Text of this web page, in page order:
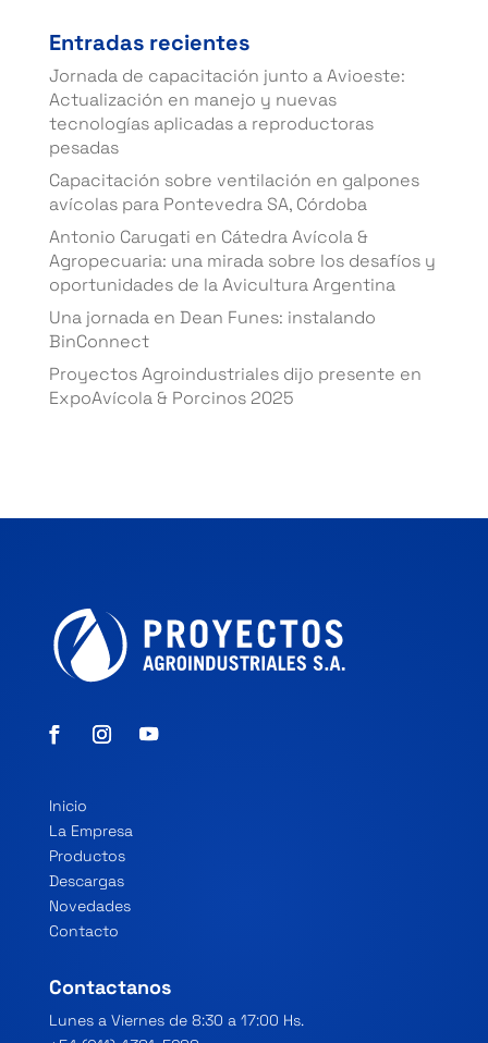
Entradas recientes
Jornada de capacitación junto a Avioeste:
Actualización en manejo y nuevas
tecnologías aplicadas a reproductoras
pesadas
Capacitación sobre ventilación en galpones
avícolas para Pontevedra SA, Córdoba
Antonio Carugati en Cátedra Avícola &
Agropecuaria: una mirada sobre los desafíos y
oportunidades de la Avicultura Argentina
Una jornada en Dean Funes: instalando
BinConnect
Proyectos Agroindustriales dijo presente en
ExpoAvícola & Porcinos 2025
Inicio
La Empresa
Productos
Descargas
Novedades
Contacto
Contactanos
Lunes a Viernes de 8:30 a 17:00 Hs.